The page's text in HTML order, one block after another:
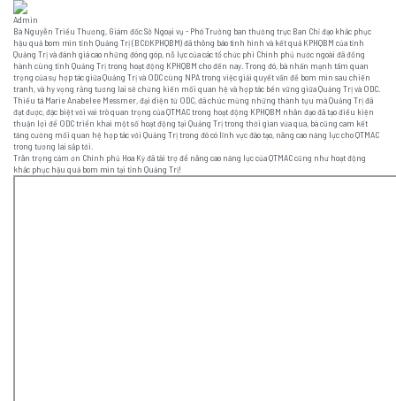
Admin
Bà Nguyễn Triều Thương, Giám đốc Sở Ngoại vụ - Phó Trưởng ban thường trực Ban Chỉ đạo khắc phục
hậu quả bom mìn tỉnh Quảng Trị (BCĐKPHQBM) đã thông báo tình hình và kết quả KPHQBM của tỉnh
Quảng Trị và đánh giá cao những đóng góp, nỗ lực của các tổ chức phi Chính phủ nước ngoài đã đồng
hành cùng tỉnh Quảng Trị trong hoạt động KPHQBM cho đến nay. Trong đó, bà nhấn mạnh tầm quan
trọng của sự hợp tác giữa Quảng Trị và ODC cùng NPA trong việc giải quyết vấn đề bom mìn sau chiến
tranh, và hy vọng rằng tương lai sẽ chứng kiến mối quan hệ và hợp tác bền vững giữa Quảng Trị và ODC.
Thiếu tá Marie Anabelee Messmer, đại diện từ ODC, đã chúc mừng những thành tựu mà Quảng Trị đã
đạt được, đặc biệt với vai trò quan trọng của QTMAC trong hoạt động KPHQBM nhân đạo đã tạo điều kiện
thuận lợi để ODC triển khai một số hoạt động tại Quảng Trị trong thời gian vừa qua, bà cũng cam kết
tăng cường mối quan hệ hợp tác với Quảng Trị trong đó có lĩnh vực đào tạo, nâng cao năng lực cho QTMAC
trong tương lai sắp tới.
Trân trọng cảm ơn Chính phủ Hoa Kỳ đã tài trợ để nâng cao năng lực của QTMAC cũng như hoạt động
khắc phục hậu quả bom mìn tại tỉnh Quảng Trị!